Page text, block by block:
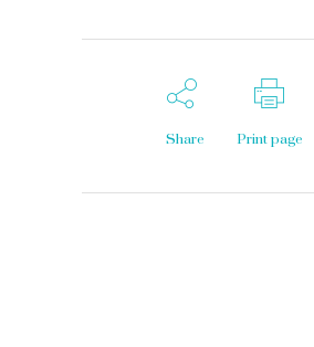
Share Print page